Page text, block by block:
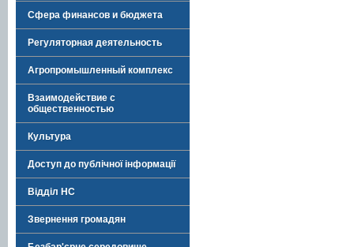
Сфера финансов и бюджета
Регуляторная деятельность
Агропромышленный комплекс
Взаимодействие с
общественностью
Культура
Доступ до публічної інформації
Відділ НС
Звернення громадян